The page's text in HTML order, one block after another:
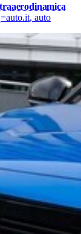
aerodinamica
, auto